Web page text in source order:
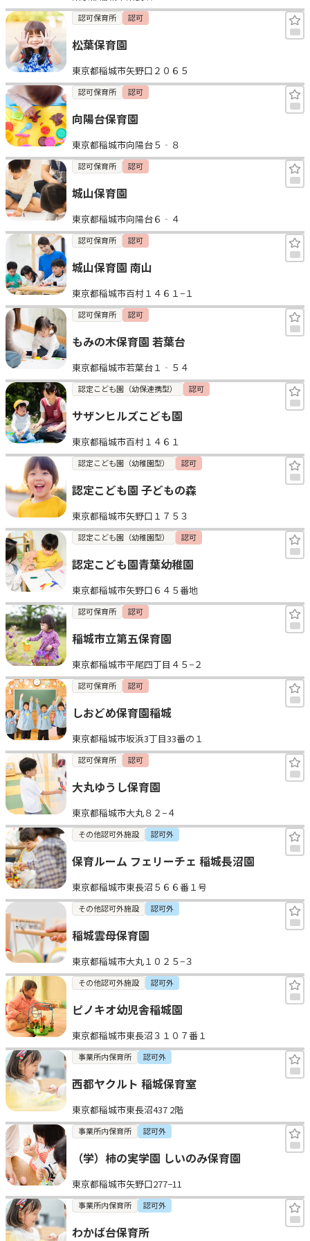
認可保育所 認可
松葉保育園
東京都稲城市矢野口２０６５
認可保育所 認可
向陽台保育園
東京都稲城市向陽台５‐８
認可保育所 認可
城山保育園
東京都稲城市向陽台６‐４
認可保育所 認可
城山保育園 南山
東京都稲城市百村１４６１−１
認可保育所 認可
もみの木保育園 若葉台
東京都稲城市若葉台１‐５４
認定こども園（幼保連携型） 認可
サザンヒルズこども園
東京都稲城市百村１４６１
認定こども園（幼稚園型） 認可
認定こども園 子どもの森
東京都稲城市矢野口１７５３
認定こども園（幼稚園型） 認可
認定こども園青葉幼稚園
東京都稲城市矢野口６４５番地
認可保育所 認可
稲城市立第五保育園
東京都稲城市平尾四丁目４５−２
認可保育所 認可
しおどめ保育園稲城
東京都稲城市坂浜3丁目33番の１
認可保育所 認可
大丸ゆうし保育園
東京都稲城市大丸８２−４
その他認可外施設 認可外
保育ルーム フェリーチェ 稲城長沼園
東京都稲城市東長沼５６６番１号
その他認可外施設 認可外
稲城雲母保育園
東京都稲城市大丸１０２５−３
その他認可外施設 認可外
ピノキオ幼児舎稲城園
東京都稲城市東長沼３１０７番１
事業所内保育所 認可外
西都ヤクルト 稲城保育室
東京都稲城市東長沼437 2階
事業所内保育所 認可外
（学）柿の実学園 しいのみ保育園
東京都稲城市矢野口277−11
事業所内保育所 認可外
わかば台保育所